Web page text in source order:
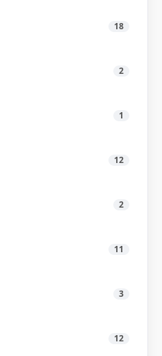
18
2
1
12
2
11
3
12